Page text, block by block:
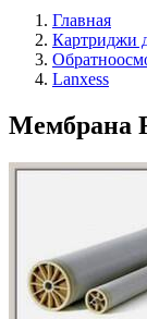
Главная
Картриджи
Lanxess
Мембрана